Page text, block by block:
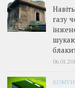
газу